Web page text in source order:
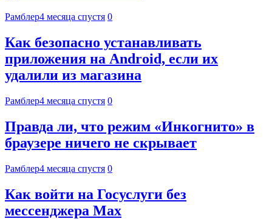
Рамблер4 месяца спустя 0
Как безопасно устанавливать
приложения на Android, если их
удалили из магазина
Рамблер4 месяца спустя 0
Правда ли, что режим «Инкогнито» в
браузере ничего не скрывает
Рамблер4 месяца спустя 0
Как войти на Госуслуги без
мессенджера Max